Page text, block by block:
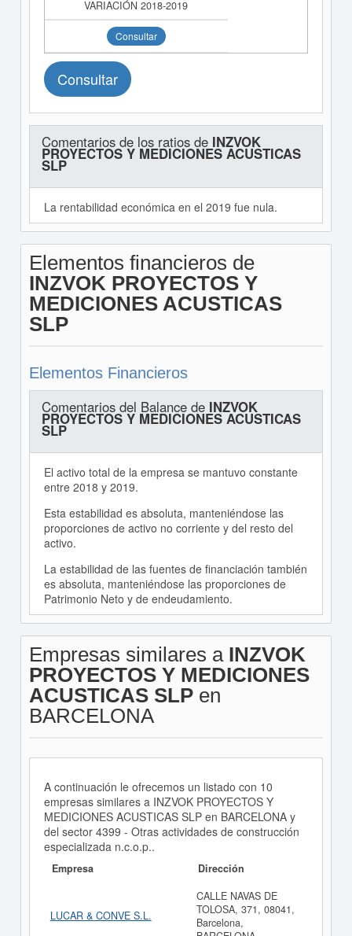
Consultar
Consultar
Comentarios de los ratios de INZVOK
PROYECTOS Y MEDICIONES ACUSTICAS
SLP
La rentabilidad económica en el 2019 fue nula.
Elementos financieros de
INZVOK PROYECTOS Y
MEDICIONES ACUSTICAS
SLP
Elementos Financieros
Comentarios del Balance de INZVOK
PROYECTOS Y MEDICIONES ACUSTICAS
SLP
El activo total de la empresa se mantuvo constante
entre 2018 y 2019.
Esta estabilidad es absoluta, manteniéndose las
proporciones de activo no corriente y del resto del
activo.
La estabilidad de las fuentes de financiación también
es absoluta, manteniéndose las proporciones de
Patrimonio Neto y de endeudamiento.
Empresas similares a INZVOK
PROYECTOS Y MEDICIONES
ACUSTICAS SLPen
BARCELONA
A continuación le ofrecemos un listado con 10
empresas similares a INZVOK PROYECTOS Y
MEDICIONES ACUSTICAS SLP en BARCELONA y
del sector 4399 - Otras actividades de construcción
especializada n.c.o.p..
Empresa Dirección
LUCAR & CONVE S.L.
CALLE NAVAS DE
TOLOSA, 371, 08041,
Barcelona,